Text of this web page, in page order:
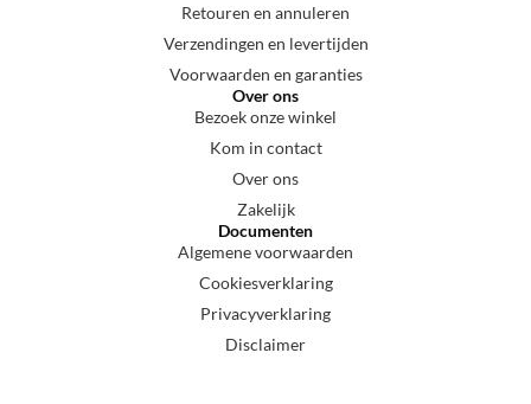
Retouren en annuleren
Verzendingen en levertijden
Voorwaarden en garanties
Over ons
Bezoek onze winkel
Kom in contact
Over ons
Zakelijk
Documenten
Algemene voorwaarden
Cookiesverklaring
Privacyverklaring
Disclaimer